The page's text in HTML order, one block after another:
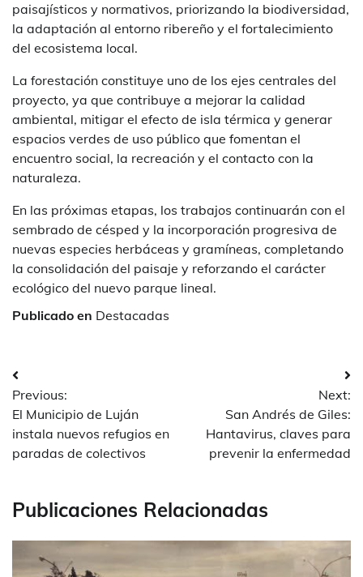
paisajísticos y normativos, priorizando la biodiversidad,
la adaptación al entorno ribereño y el fortalecimiento
del ecosistema local.
La forestación constituye uno de los ejes centrales del
proyecto, ya que contribuye a mejorar la calidad
ambiental, mitigar el efecto de isla térmica y generar
espacios verdes de uso público que fomentan el
encuentro social, la recreación y el contacto con la
naturaleza.
En las próximas etapas, los trabajos continuarán con el
sembrado de césped y la incorporación progresiva de
nuevas especies herbáceas y gramíneas, completando
la consolidación del paisaje y reforzando el carácter
ecológico del nuevo parque lineal.
Publicado en Destacadas
Navegación
de
entradas
Previous:
El Municipio de Luján
instala nuevos refugios en
paradas de colectivos
Next:
San Andrés de Giles:
Hantavirus, claves para
prevenir la enfermedad
Publicaciones Relacionadas